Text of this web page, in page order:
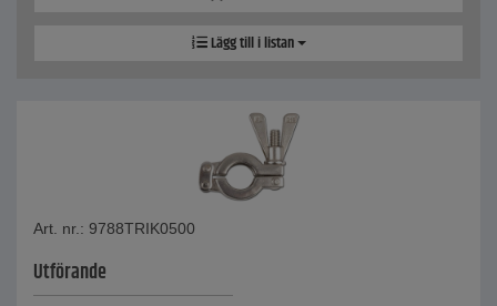
Lägg till i listan
Art. nr.: 9788TRIK0500
Utförande